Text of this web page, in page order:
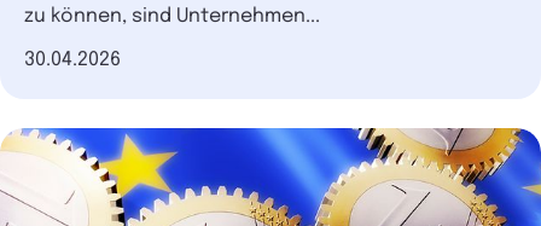
zu können, sind Unternehmen...
Datum der Veröffentlichung
30.04.2026